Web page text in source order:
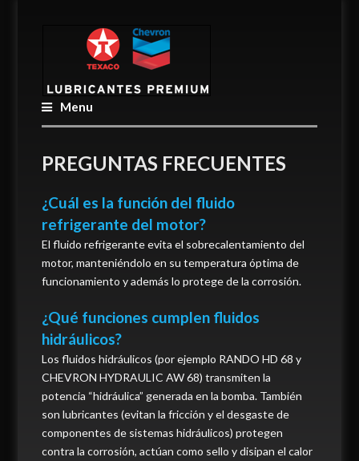
Menu
PREGUNTAS FRECUENTES
¿Cuál es la función del fluido
refrigerante del motor?
El fluido refrigerante evita el sobrecalentamiento del
motor, manteniéndolo en su temperatura óptima de
funcionamiento y además lo protege de la corrosión.
¿Qué funciones cumplen fluidos
hidráulicos?
Los fluidos hidráulicos (por ejemplo RANDO HD 68 y
CHEVRON HYDRAULIC AW 68) transmiten la
potencia “hidráulica” generada en la bomba. También
son lubricantes (evitan la fricción y el desgaste de
componentes de sistemas hidráulicos) protegen
contra la corrosión, actúan como sello y disipan el calor